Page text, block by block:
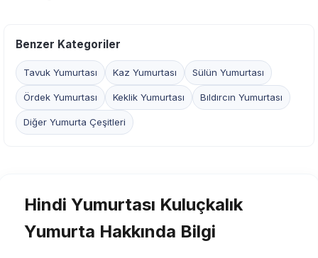
Benzer Kategoriler
Tavuk Yumurtası Kaz Yumurtası Sülün Yumurtası
Ördek Yumurtası Keklik Yumurtası Bıldırcın Yumurtası
Diğer Yumurta Çeşitleri
Hindi Yumurtası Kuluçkalık
Yumurta Hakkında Bilgi